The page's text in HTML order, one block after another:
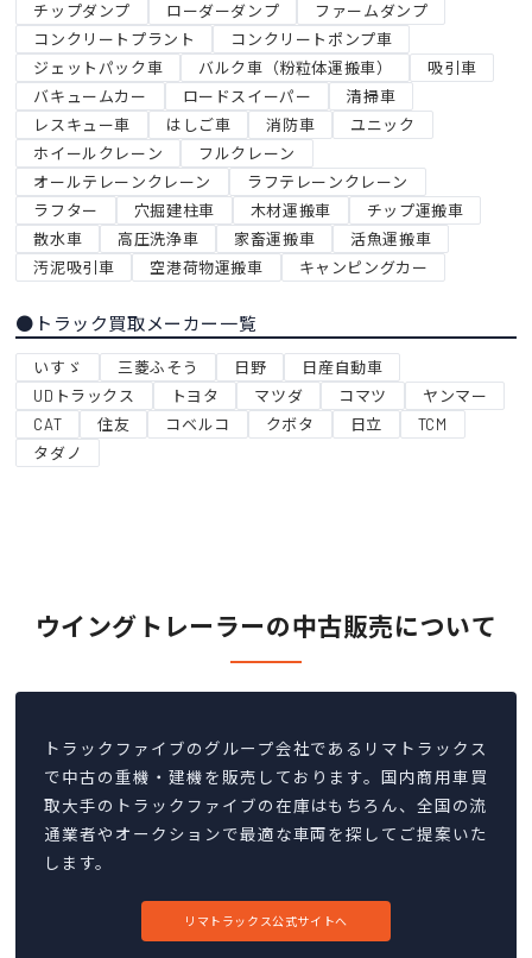
チップダンプ
ローダーダンプ
ファームダンプ
コンクリートプラント
コンクリートポンプ車
ジェットパック車
バルク車（粉粒体運搬車）
吸引車
バキュームカー
ロードスイーパー
清掃車
レスキュー車
はしご車 消防車
ユニック
ホイールクレーン
フルクレーン
オールテレーンクレーン
ラフテレーンクレーン
ラフター
穴掘建柱車 木材運搬車
チップ運搬車
散水車
高圧洗浄車 家畜運搬車
活魚運搬車
汚泥吸引車
空港荷物運搬車 キャンピングカー
●トラック買取メーカー一覧
いすゞ 三菱ふそう 日野
日産自動車
UDトラックス
トヨタ マツダ コマツ
ヤンマー
CAT
住友 コベルコ クボタ 日立
TCM
タダノ
ウイングトレーラーの中古販売について
トラックファイブのグループ会社であるリマトラックス
で中古の重機・建機を販売しております。国内商用車買
取大手のトラックファイブの在庫はもちろん、全国の流
通業者やオークションで最適な車両を探してご提案いた
します。
リマトラックス公式サイトへ